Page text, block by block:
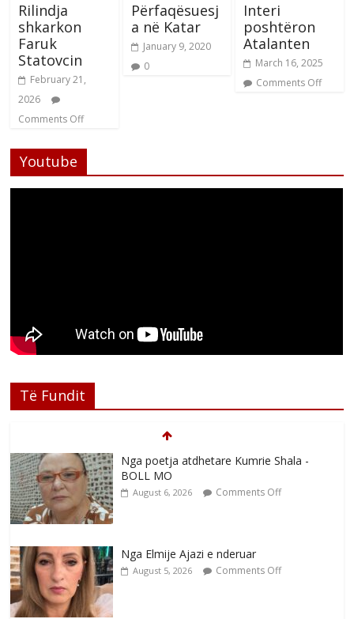
Rilindja
shkarkon
Faruk
Statovcin
February 21,
2026
Comments Off
Përfaqësuesj
a në Katar
January 9, 2020
0
Interi
poshtëron
Atalanten
March 16, 2025
Comments Off
Youtube
Të Fundit
Nga poetja atdhetare Kumrie Shala -
BOLL MO
August 6, 2026 Comments Off
Nga Elmije Ajazi e nderuar
August 5, 2026 Comments Off